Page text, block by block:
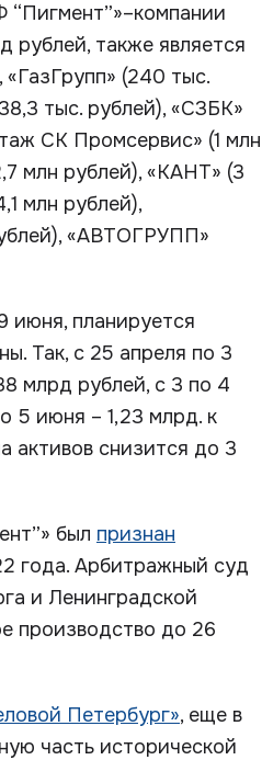
–компании
рублей, также является
(240 тыс.
тыс. рублей), «СЗБК»
СК Промсервис» (1 млн
млн рублей), «КАНТ» (3
млн рублей),
«АВТОГРУПП»
июня, планируется
Так, с 25 апреля по 3
млрд рублей, с 3 по 4
5 июня – 1,23 млрд. к
активов снизится до 3
был признан
года. Арбитражный суд
и Ленинградской
производство до 26
Петербург», еще в
часть исторической